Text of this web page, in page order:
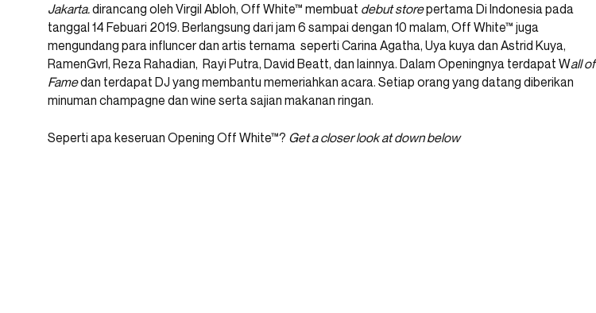
Jakarta.dirancang oleh Virgil Abloh, Off White™ membuat debut storepertama Di Indonesia pada
tanggal 14 Febuari 2019. Berlangsung dari jam 6 sampai dengan 10 malam, Off White™ juga
mengundang para influncer dan artis ternama seperti Carina Agatha, Uya kuya dan Astrid Kuya,
RamenGvrl, Reza Rahadian, Rayi Putra, David Beatt, dan lainnya. Dalam Openingnya terdapat Wall of
Famedan terdapat DJ yang membantu memeriahkan acara. Setiap orang yang datang diberikan
minuman champagne dan wine serta sajian makanan ringan.
Seperti apa keseruan Opening Off White™? Get a closer look at down below